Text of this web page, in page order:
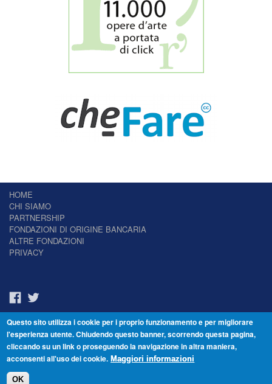
HOME
CHI SIAMO
PARTNERSHIP
FONDAZIONI DI ORIGINE BANCARIA
ALTRE FONDAZIONI
PRIVACY
Il Giornale delle Fondazioni - Periodico telematico
Reg. Tribunale n.7 del 22/07/2014 – ISSN 2421-2466
© Fondazione Venezia 2000 - Dorsoduro 3488/U - 30123 Venezia - Italia -
Questo sito utilizza i cookie per i proprio funzionamento e per migliorare
l'esperienza utente. Chiudendo questo banner, scorrendo questa pagina,
cliccando su un link o proseguendo la navigazione in altra maniera,
acconsenti all'uso dei cookie. Maggiori informazioni
OK